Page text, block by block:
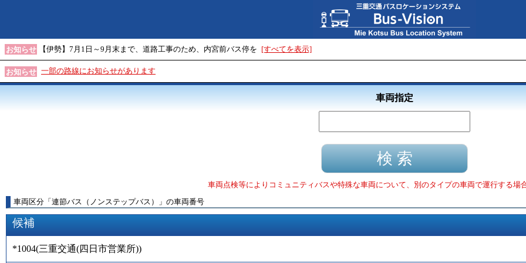
お知らせ 【伊勢】7月1日～9月末まで、道路工事のため、内宮前バス停を [すべてを表示]
お知らせ 一部の路線にお知らせがあります
車両指定
車両点検等によりコミュニティバスや特殊な車両について、別のタイプの車両で運行する場
車両区分 「 連節バス（ノンステップバス） 」 の車両番号
候補
*1004(三重交通(四日市営業所))